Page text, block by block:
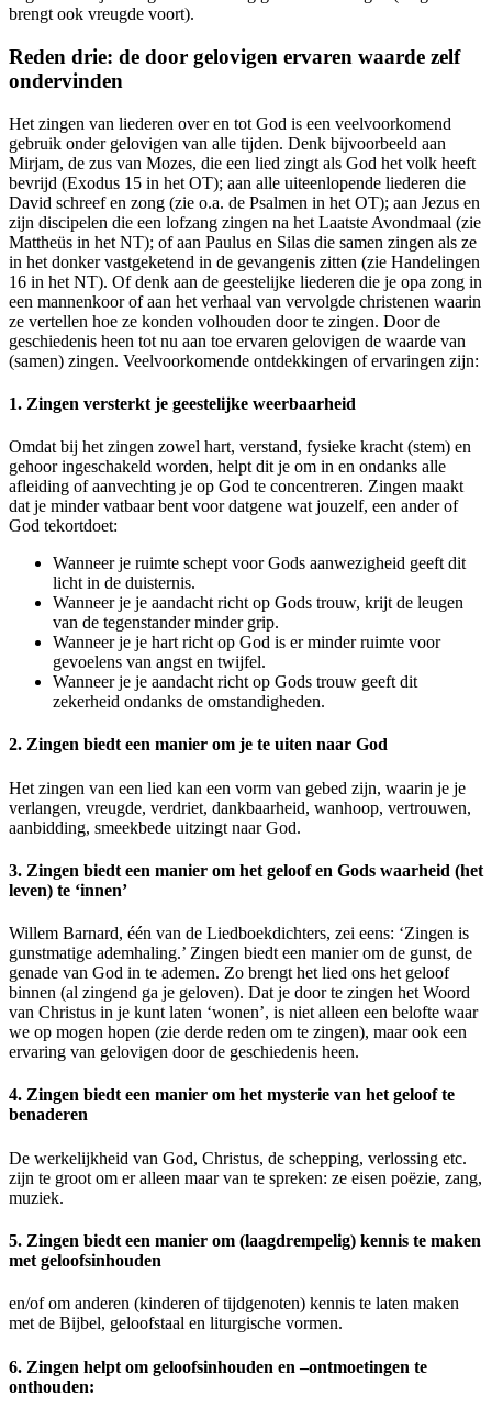
brengt ook vreugde voort).
Reden drie: de door gelovigen ervaren waarde zelf
ondervinden
Het zingen van liederen over en tot God is een veelvoorkomend
gebruik onder gelovigen van alle tijden. Denk bijvoorbeeld aan
Mirjam, de zus van Mozes, die een lied zingt als God het volk heeft
bevrijd (Exodus 15 in het OT); aan alle uiteenlopende liederen die
David schreef en zong (zie o.a. de Psalmen in het OT); aan Jezus en
zijn discipelen die een lofzang zingen na het Laatste Avondmaal (zie
Mattheüs in het NT); of aan Paulus en Silas die samen zingen als ze
in het donker vastgeketend in de gevangenis zitten (zie Handelingen
16 in het NT). Of denk aan de geestelijke liederen die je opa zong in
een mannenkoor of aan het verhaal van vervolgde christenen waarin
ze vertellen hoe ze konden volhouden door te zingen. Door de
geschiedenis heen tot nu aan toe ervaren gelovigen de waarde van
(samen) zingen. Veelvoorkomende ontdekkingen of ervaringen zijn:
1. Zingen versterkt je geestelijke weerbaarheid
Omdat bij het zingen zowel hart, verstand, fysieke kracht (stem) en
gehoor ingeschakeld worden, helpt dit je om in en ondanks alle
afleiding of aanvechting je op God te concentreren. Zingen maakt
dat je minder vatbaar bent voor datgene wat jouzelf, een ander of
God tekortdoet:
Wanneer je ruimte schept voor Gods aanwezigheid geeft dit
licht in de duisternis.
Wanneer je je aandacht richt op Gods trouw, krijt de leugen
van de tegenstander minder grip.
Wanneer je je hart richt op God is er minder ruimte voor
gevoelens van angst en twijfel.
Wanneer je je aandacht richt op Gods trouw geeft dit
zekerheid ondanks de omstandigheden.
2. Zingen biedt een manier om je te uiten naar God
Het zingen van een lied kan een vorm van gebed zijn, waarin je je
verlangen, vreugde, verdriet, dankbaarheid, wanhoop, vertrouwen,
aanbidding, smeekbede uitzingt naar God.
3. Zingen biedt een manier om het geloof en Gods waarheid (het
leven) te ‘innen’
Willem Barnard, één van de Liedboekdichters, zei eens: ‘Zingen is
gunstmatige ademhaling.’ Zingen biedt een manier om de gunst, de
genade van God in te ademen. Zo brengt het lied ons het geloof
binnen (al zingend ga je geloven). Dat je door te zingen het Woord
van Christus in je kunt laten ‘wonen’, is niet alleen een belofte waar
we op mogen hopen (zie derde reden om te zingen), maar ook een
ervaring van gelovigen door de geschiedenis heen.
4. Zingen biedt een manier om het mysterie van het geloof te
benaderen
De werkelijkheid van God, Christus, de schepping, verlossing etc.
zijn te groot om er alleen maar van te spreken: ze eisen poëzie, zang,
muziek.
5. Zingen biedt een manier om (laagdrempelig) kennis te maken
met geloofsinhouden
en/of om anderen (kinderen of tijdgenoten) kennis te laten maken
met de Bijbel, geloofstaal en liturgische vormen.
6. Zingen helpt om geloofsinhouden en –ontmoetingen te
onthouden: